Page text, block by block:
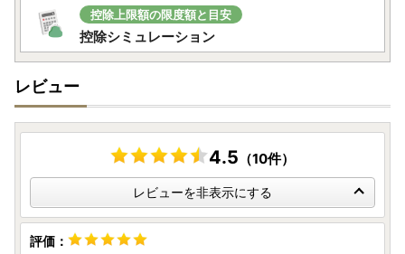
控除上限額の限度額と目安
控除シミュレーション
レビュー
4.5 （10件）
レビューを非表示にする